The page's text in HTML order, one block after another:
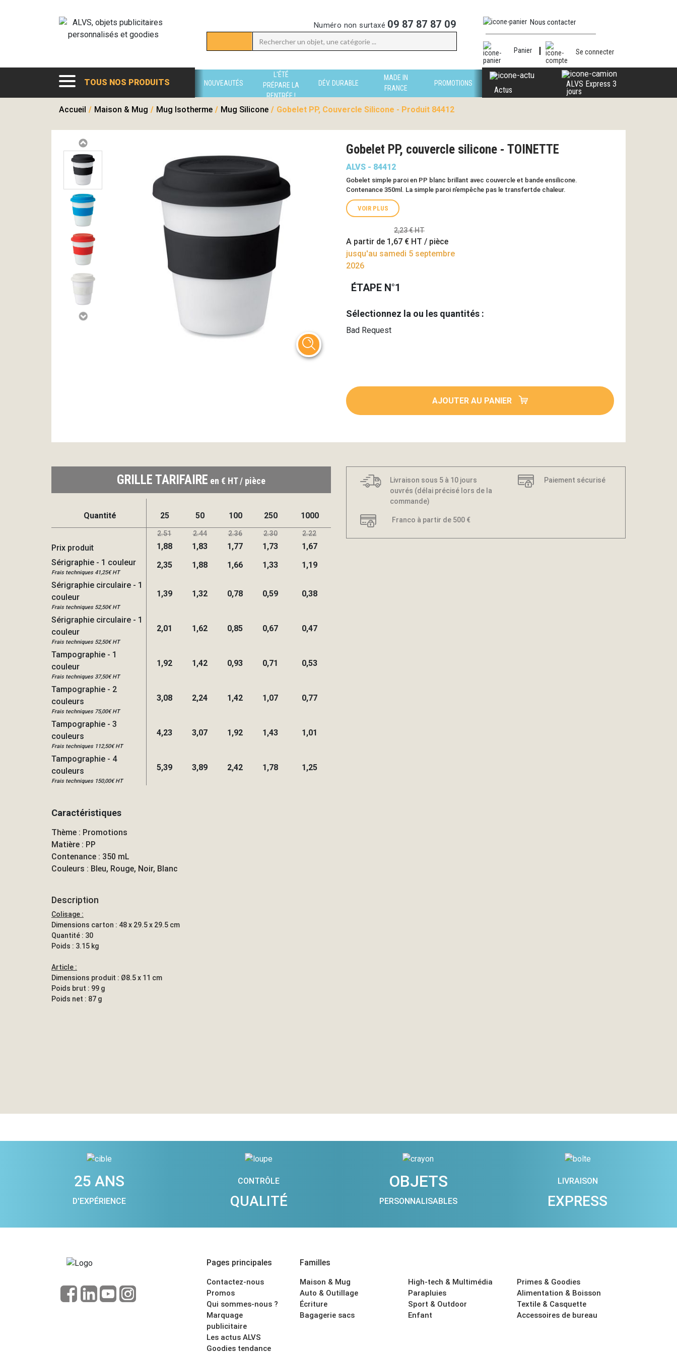
Numéro non surtaxé 09 87 87 87 09 Nous contacter
Panier Se connecter
TOUS NOS PRODUITS NOUVEAUTÉS
L'ÉTÉ
PRÉPARE LA
RENTRÉE !
DÉV. DURABLE
MADE IN
FRANCE
PROMOTIONS
Actus
ALVS Express 3
jours
Accueil / Maison & Mug / Mug Isotherme / Mug Silicone / Gobelet PP, Couvercle Silicone - Produit 84412
Gobelet PP, couvercle silicone - TOINETTE
ALVS - 84412
Gobelet simple paroi en PP blanc brillant avec couvercle et bande ensilicone.
Contenance 350ml. La simple paroi n’empêche pas le transfertde chaleur.
VOIR PLUS
2,23 € HT
A partir de 1,67 € HT / pièce
jusqu'au samedi 5 septembre
2026
ÉTAPE N°1
Sélectionnez la ou les quantités :
Bad Request
AJOUTER AU PANIER
GRILLE TARIFAIRE en € HT / pièce
Quantité 25 50 100 250 1000
2.51 2.44 2.36 2.30 2.22
Prix produit 1,88 1,83 1,77 1,73
1,67
Sérigraphie - 1 couleur
Frais techniques 41,25€ HT
2,35 1,88 1,66 1,33 1,19
Sérigraphie circulaire - 1
couleur
Frais techniques 52,50€ HT
1,39 1,32 0,78 0,59 0,38
Sérigraphie circulaire - 1
couleur
Frais techniques 52,50€ HT
2,01 1,62 0,85 0,67 0,47
Tampographie - 1
couleur
Frais techniques 37,50€ HT
1,92 1,42 0,93 0,71 0,53
Tampographie - 2
couleurs
Frais techniques 75,00€ HT
3,08 2,24 1,42 1,07 0,77
Tampographie - 3
couleurs
Frais techniques 112,50€ HT
4,23 3,07 1,92 1,43 1,01
Tampographie - 4
couleurs
Frais techniques 150,00€ HT
5,39 3,89 2,42 1,78 1,25
Caractéristiques
Thème : Promotions
Matière : PP
Contenance : 350 mL
Couleurs : Bleu, Rouge, Noir, Blanc
Description
Colisage :
Dimensions carton : 48 x 29.5 x 29.5 cm
Quantité : 30
Poids : 3.15 kg
Article :
Dimensions produit : Ø8.5 x 11 cm
Poids brut : 99 g
Poids net : 87 g
Livraison sous 5 à 10 jours
ouvrés (délai précisé lors de la
commande)
Paiement sécurisé
Franco à partir de 500 €
25 ANS
D'EXPÉRIENCE
CONTRÔLE
QUALITÉ
OBJETS
PERSONNALISABLES
LIVRAISON
EXPRESS
Pages principales
Contactez-nous
Promos
Qui sommes-nous ?
Marquage
publicitaire
Les actus ALVS
Goodies tendance
Familles
Maison & Mug
Auto & Outillage
Écriture
Bagagerie sacs
High-tech & Multimédia
Parapluies
Sport & Outdoor
Enfant
Primes & Goodies
Alimentation & Boisson
Textile & Casquette
Accessoires de bureau